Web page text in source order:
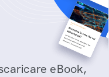
eBook,